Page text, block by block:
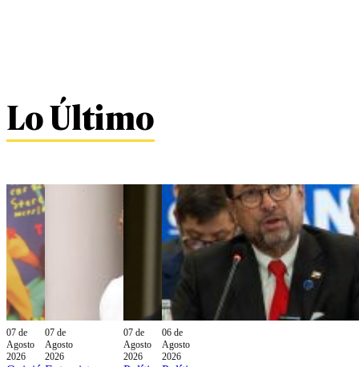
Lo Último
07 de
Agosto
2026
07 de
Agosto
2026
07 de
Agosto
2026
06 de
Agosto
2026